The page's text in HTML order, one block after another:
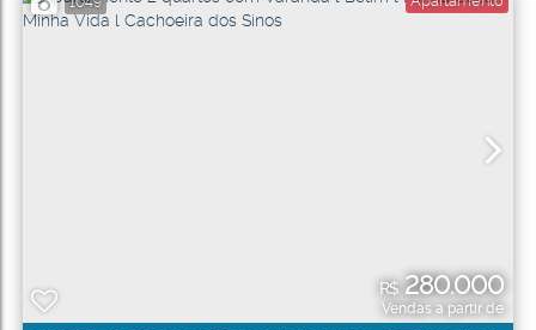
R$280.000
Vendas a partir de